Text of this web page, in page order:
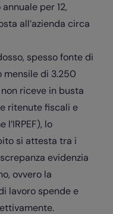
per 12,
all’azienda circa
spesso fonte di
mensile di 3.250
riceve in busta
ritenute fiscali e
lo
si attesta tra i
evidenzia
ovvero la
lavoro spende e